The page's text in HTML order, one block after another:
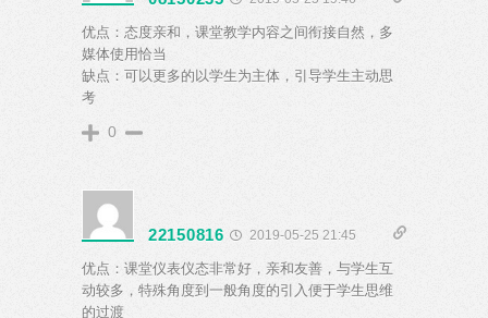
优点：态度亲和，课堂教学内容之间衔接自然，多
媒体使用恰当
缺点：可以更多的以学生为主体，引导学生主动思
考
0
22150816 2019-05-25 21:45
优点：课堂仪表仪态非常好，亲和友善，与学生互
动较多，特殊角度到一般角度的引入便于学生思维
的过渡